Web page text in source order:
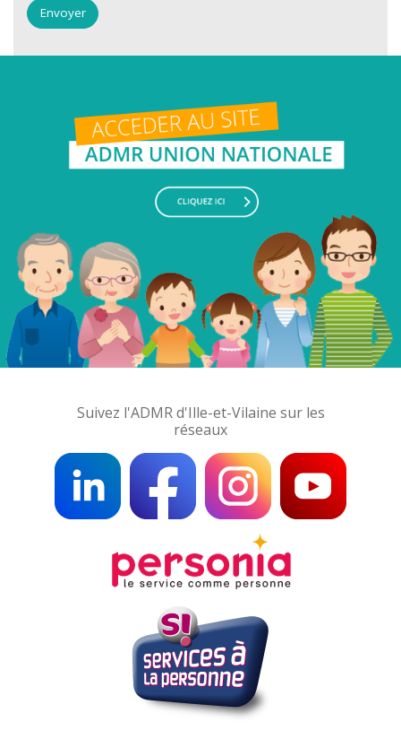
Suivez l'ADMR d'Ille-et-Vilaine sur les
réseaux